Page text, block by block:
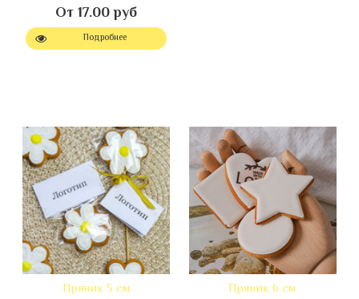
От 17.00 руб
Подробнее
Пряник 5 см Пряник 6 см